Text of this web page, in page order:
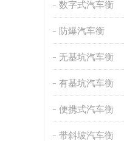
数字式汽车衡
防爆汽车衡
无基坑汽车衡
有基坑汽车衡
便携式汽车衡
带斜坡汽车衡